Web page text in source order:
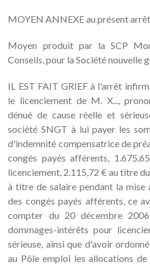
MOYEN ANNEXE au présent arrêt
Moyen produit par la SCP
Conseils, pour la Société nouvelle
IL EST FAIT GRIEF à l'arrêt
le licenciement de M. X...,
dénué de cause réelle et
société SNGT à lui payer les
d'indemnité compensatrice de
congés payés afférents,
licenciement, 2.115,72 € au titre
à titre de salaire pendant la
des congés payés afférents, ce
compter du 20 décembre
dommages-intérêts pour
sérieuse, ainsi que d'avoir
au Pôle emploi les allocations de